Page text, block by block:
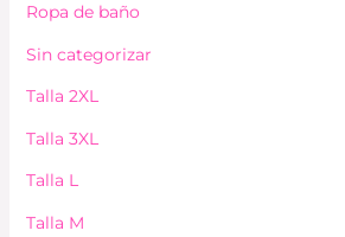
Ropa de baño
Sin categorizar
Talla 2XL
Talla 3XL
Talla L
Talla M